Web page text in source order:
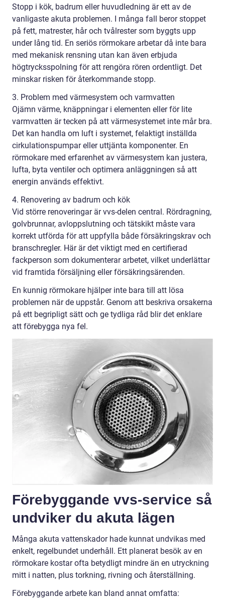
Stopp i kök, badrum eller huvudledning är ett av de
vanligaste akuta problemen. I många fall beror stoppet
på fett, matrester, hår och tvålrester som byggts upp
under lång tid. En seriös rörmokare arbetar då inte bara
med mekanisk rensning utan kan även erbjuda
högtrycksspolning för att rengöra rören ordentligt. Det
minskar risken för återkommande stopp.
3. Problem med värmesystem och varmvatten
Ojämn värme, knäppningar i elementen eller för lite
varmvatten är tecken på att värmesystemet inte mår bra.
Det kan handla om luft i systemet, felaktigt inställda
cirkulationspumpar eller uttjänta komponenter. En
rörmokare med erfarenhet av värmesystem kan justera,
lufta, byta ventiler och optimera anläggningen så att
energin används effektivt.
4. Renovering av badrum och kök
Vid större renoveringar är vvs-delen central. Rördragning,
golvbrunnar, avloppslutning och tätskikt måste vara
korrekt utförda för att uppfylla både försäkringskrav och
branschregler. Här är det viktigt med en certifierad
fackperson som dokumenterar arbetet, vilket underlättar
vid framtida försäljning eller försäkringsärenden.
En kunnig rörmokare hjälper inte bara till att lösa
problemen när de uppstår. Genom att beskriva orsakerna
på ett begripligt sätt och ge tydliga råd blir det enklare
att förebygga nya fel.
Förebyggande vvs-service så
undviker du akuta lägen
Många akuta vattenskador hade kunnat undvikas med
enkelt, regelbundet underhåll. Ett planerat besök av en
rörmokare kostar ofta betydligt mindre än en utryckning
mitt i natten, plus torkning, rivning och återställning.
Förebyggande arbete kan bland annat omfatta: